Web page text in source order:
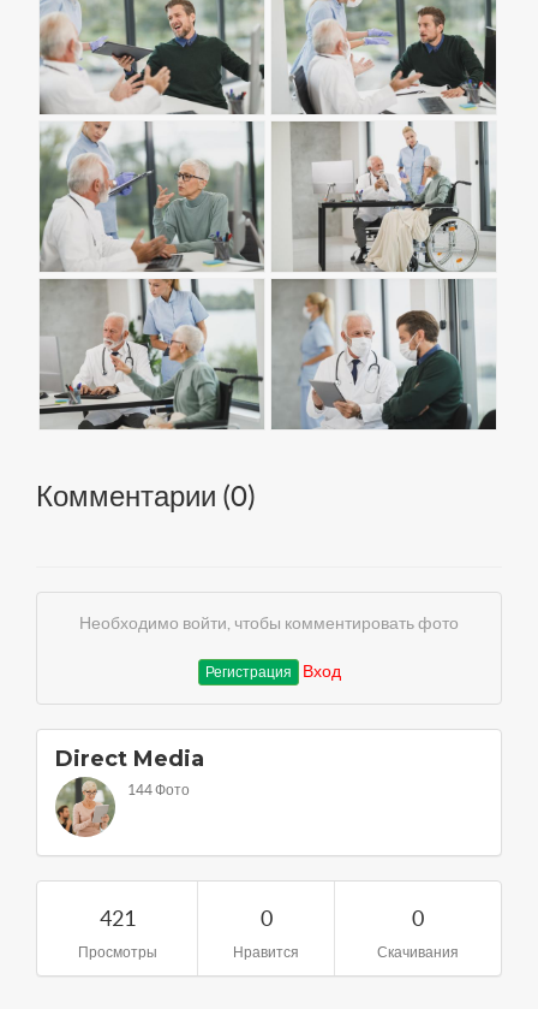
Комментарии (0)
Необходимо войти, чтобы комментировать фото
Регистрация Вход
Direct Media
144 Фото
421
Просмотры
0
Нравится
0
Скачивания